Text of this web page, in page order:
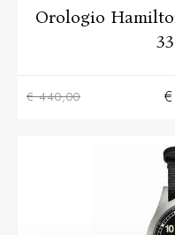
Orologio
€ 440,00